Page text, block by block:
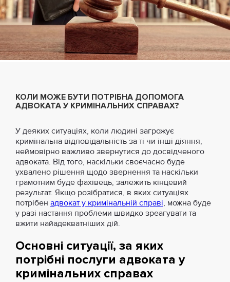
КОЛИ МОЖЕ БУТИ ПОТРІБНА ДОПОМОГА
АДВОКАТА У КРИМІНАЛЬНИХ СПРАВАХ?
У деяких ситуаціях, коли людині загрожує
кримінальна відповідальність за ті чи інші діяння,
неймовірно важливо звернутися до досвідченого
адвоката. Від того, наскільки своєчасно буде
ухвалено рішення щодо звернення та наскільки
грамотним буде фахівець, залежить кінцевий
результат. Якщо розібратися, в яких ситуаціях
потрібен адвокат у кримінальній справі, можна буде
у разі настання проблеми швидко зреагувати та
вжити найадекватніших дій.
Основні ситуації, за яких
потрібні послуги адвоката у
кримінальних справах